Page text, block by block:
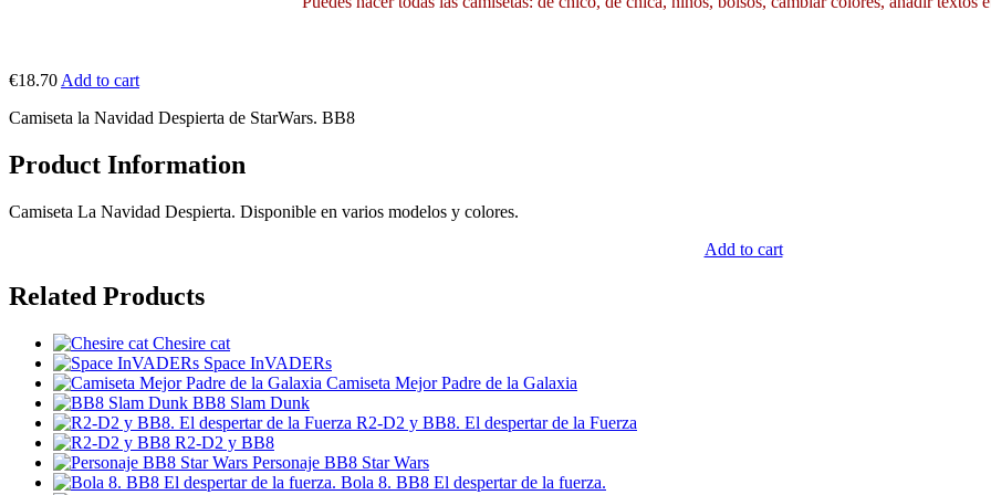
€18.70 Add to cart
Camiseta la Navidad Despierta de StarWars. BB8
Product Information
Camiseta La Navidad Despierta. Disponible en varios modelos y colores.
Add to cart
Related Products
Chesire cat
Space InVADERs
Camiseta Mejor Padre de la Galaxia
BB8 Slam Dunk
R2-D2 y BB8. El despertar de la Fuerza
R2-D2 y BB8
Personaje BB8 Star Wars
Bola 8. BB8 El despertar de la fuerza.